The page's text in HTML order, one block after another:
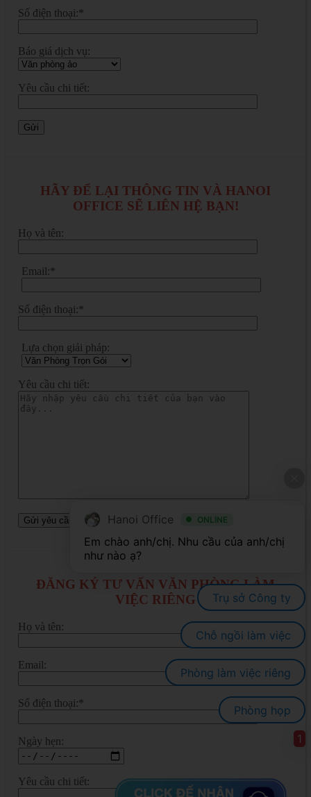
Số điện thoại:*
Báo giá dịch vụ:
Yêu cầu chi tiết:
HÃY ĐỂ LẠI THÔNG TIN VÀ HANOI
OFFICE SẼ LIÊN HỆ BẠN!
Họ và tên:
Email:*
Số điện thoại:*
Lựa chọn giải pháp:
Yêu cầu chi tiết:
ĐĂNG KÝ TƯ VẤN VĂN PHÒNG LÀM
VIỆC RIÊNG
Họ và tên:
Email:
Số điện thoại:*
Ngày hẹn:
Yêu cầu chi tiết:
Hanoi Office ONLINE
Em chào anh/chị. Nhu cầu của anh/chị
Trụ sở Công ty
Chỗ ngồi làm việc
Phòng làm việc riêng
Phòng họp
1